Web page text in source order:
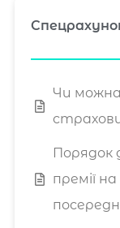
Чи
Порядок
премії